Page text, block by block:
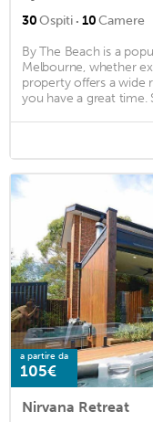
30Ospiti · 10Camere
By The Beach is a
Melbourne, whether
property offers a wide
you have a great time.
a partire da
105€
Nirvana Retreat